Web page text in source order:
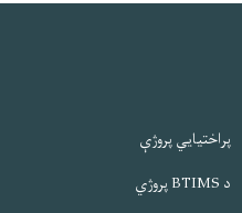
پراختیایي پروژې
د BTIMS پروژي